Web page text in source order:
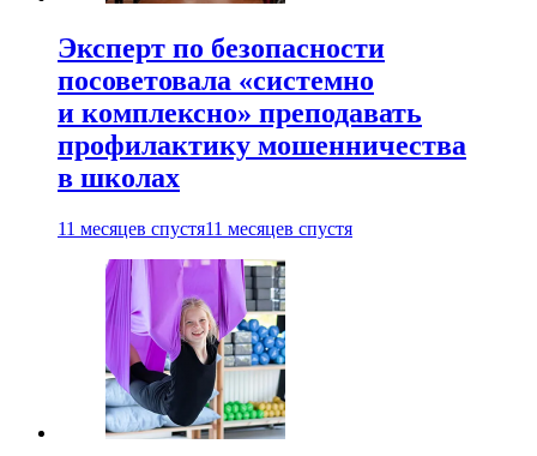
Эксперт по безопасности
посоветовала «системно
и комплексно» преподавать
профилактику мошенничества
в школах
11 месяцев спустя11 месяцев спустя